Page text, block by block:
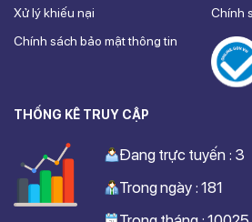
Xử lý khiếu nại
Chính sách bảo mật thông tin
Chính
THỐNG KÊ TRUY CẬP
Trong ngày : 181
Đang trực tuyến : 3